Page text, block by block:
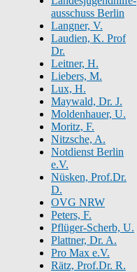
ausschuss Berlin
Langner, V.
Laudien, K. Prof
Dr.
Leitner, H.
Liebers, M.
Lux, H.
Maywald, Dr. J.
Moldenhauer, U.
Moritz, F.
Nitzsche, A.
Notdienst Berlin
e.V.
Nüsken, Prof.Dr.
D.
OVG NRW
Peters, F.
Pflüger-Scherb, U.
Plattner, Dr. A.
Pro Max e.V.
Rätz, Prof.Dr. R.